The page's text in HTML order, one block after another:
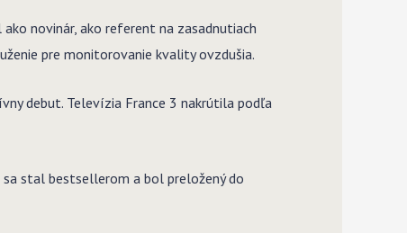
novinár, ako referent na zasadnutiach
pre monitorovanie kvality ovzdušia.
debut. Televízia France 3 nakrútila podľa
sa stal bestsellerom a bol preložený do